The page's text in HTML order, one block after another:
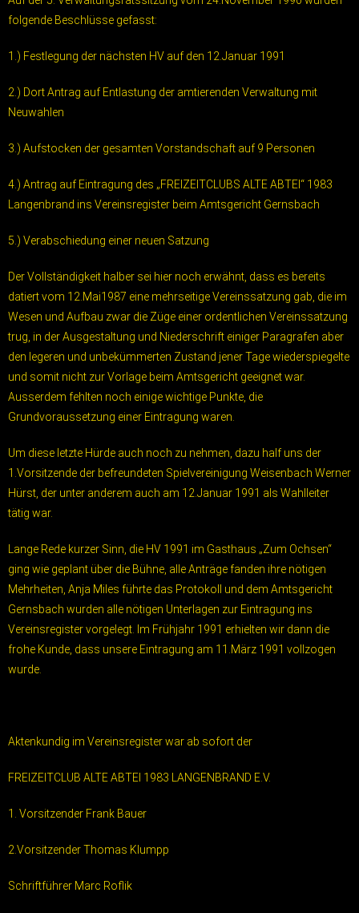
folgende Beschlüsse gefasst:
1.) Festlegung der nächsten HV auf den 12.Januar 1991
2.) Dort Antrag auf Entlastung der amtierenden Verwaltung mit
Neuwahlen
3.) Aufstocken der gesamten Vorstandschaft auf 9 Personen
4.) Antrag auf Eintragung des „FREIZEITCLUBS ALTE ABTEI“ 1983
Langenbrand ins Vereinsregister beim Amtsgericht Gernsbach
5.) Verabschiedung einer neuen Satzung
Der Vollständigkeit halber sei hier noch erwähnt, dass es bereits
datiert vom 12.Mai1987 eine mehrseitige Vereinssatzung gab, die im
Wesen und Aufbau zwar die Züge einer ordentlichen Vereinssatzung
trug, in der Ausgestaltung und Niederschrift einiger Paragrafen aber
den legeren und unbekümmerten Zustand jener Tage wiederspiegelte
und somit nicht zur Vorlage beim Amtsgericht geeignet war.
Ausserdem fehlten noch einige wichtige Punkte, die
Grundvoraussetzung einer Eintragung waren.
Um diese letzte Hürde auch noch zu nehmen, dazu half uns der
1.Vorsitzende der befreundeten Spielvereinigung Weisenbach Werner
Hürst, der unter anderem auch am 12.Januar 1991 als Wahlleiter
tätig war.
Lange Rede kurzer Sinn, die HV 1991 im Gasthaus „Zum Ochsen“
ging wie geplant über die Bühne, alle Anträge fanden ihre nötigen
Mehrheiten, Anja Miles führte das Protokoll und dem Amtsgericht
Gernsbach wurden alle nötigen Unterlagen zur Eintragung ins
Vereinsregister vorgelegt. Im Frühjahr 1991 erhielten wir dann die
frohe Kunde, dass unsere Eintragung am 11.März 1991 vollzogen
wurde.
Aktenkundig im Vereinsregister war ab sofort der
FREIZEITCLUB ALTE ABTEI 1983 LANGENBRAND E.V.
1. Vorsitzender Frank Bauer
2.Vorsitzender Thomas Klumpp
Schriftführer Marc Roflik